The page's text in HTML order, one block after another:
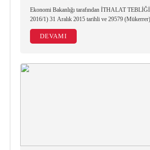
Ekonomi Bakanlığı tarafından İTHALAT
2016/1) 31 Aralık 2015 tarihli ve 29579 (Mükerrer)
Gazete’de yayımlanmıştır.
DEVAMI